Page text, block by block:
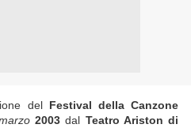
del Festival della Canzone
2003 dal Teatro Ariston di